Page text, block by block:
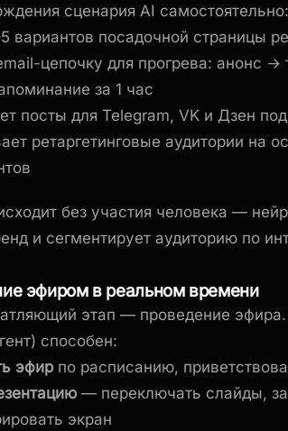
сценария AI самостоятельно:
вариантов посадочной страницы
цепочку для прогрева: анонс
за 1 час
посты для Telegram, VK и Дзен
ретаргетинговые аудитории на
без участия человека —
и сегментирует аудиторию по
эфиром в реальном времени
этап — проведение
способен:
эфирпо расписанию,
— переключать слайды,
экран